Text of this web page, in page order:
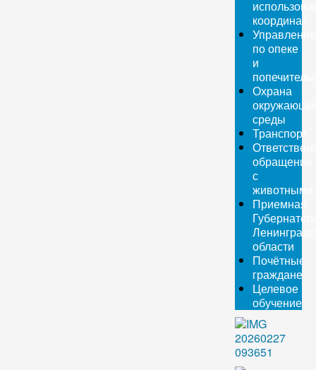
координат
Управление
по опеке
и
Охрана
среды
Транспорт
обращение
с
животными
Приемная
области
Почётные
граждане
Целевое
обучение